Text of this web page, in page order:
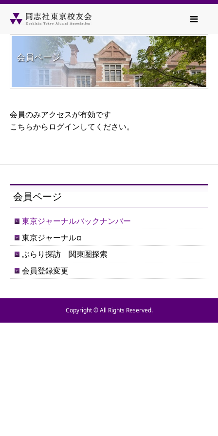
会員ページ
会員のみアクセスが有効です
こちらからログインしてください。
会員ページ
東京ジャーナルバックナンバー
東京ジャーナルα
ぶらり探訪 関東圏探索
会員登録変更
Copyright © All Rights Reserved.